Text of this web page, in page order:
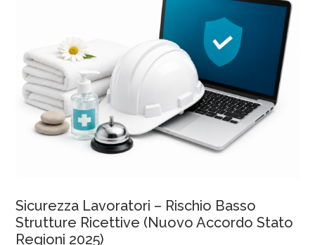
Sicurezza Lavoratori – Rischio Basso
Strutture Ricettive (Nuovo Accordo Stato
Regioni 2025)